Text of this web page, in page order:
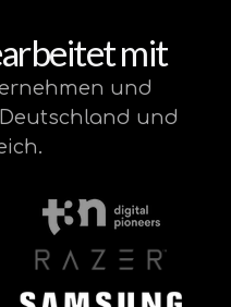
mit
und
und